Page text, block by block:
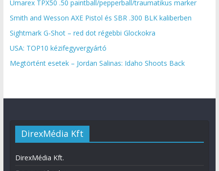
Umarex TPX50 .50 paintball/pepperball/traumatikus marker
Smith and Wesson AXE Pistol és SBR .300 BLK kaliberben
Sightmark G-Shot – red dot régebbi Glockokra
USA: TOP10 kézifegyvergyártó
Megtörtént esetek – Jordan Salinas: Idaho Shoots Back
DirexMédia Kft
DirexMédia Kft.